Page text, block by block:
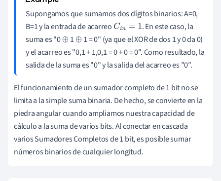
Supongamos que sumamos dos dígitos binarios: A=0,
B=1 y la entrada de acarreo Cin= 1
. En este caso, la
suma es "0⊕ 1 ⊕ 1 = 0" (ya que el XOR de dos 1 y 0 da 0)
y el acarreo es "0,1 + 1,0,1 = 0 + 0 = 0". Como resultado, la
salida de la suma es "0" y la salida del acarreo es "0".
El funcionamiento de un sumador completo de 1 bit no se
limita a la simple suma binaria. De hecho, se convierte en la
piedra angular cuando ampliamos nuestra capacidad de
cálculo a la suma de varios bits. Al conectar en cascada
varios Sumadores Completos de 1 bit, es posible sumar
números binarios de cualquier longitud.